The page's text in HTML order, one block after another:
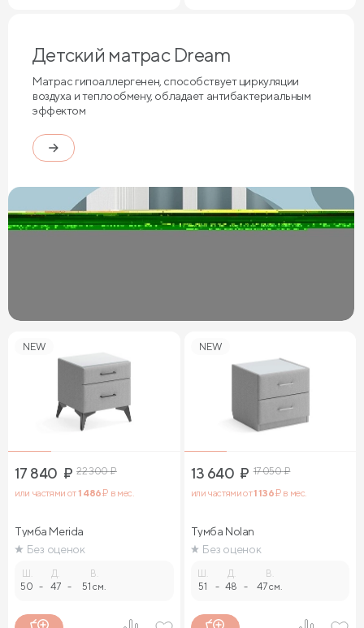
Детский матрас Dream
Матрас гипоаллергенен, способствует циркуляции
воздуха и теплообмену, обладает антибактериальным
эффектом
NEW
17 840 ₽ 22 300₽
или частями от1 486₽ в мес.
Тумба Merida
Без оценок
50 -
Д.
47 -
В.
51 см.
NEW
13 640 ₽ 17 050₽
или частями от1 136₽ в мес.
Тумба Nolan
Без оценок
51 -
Д.
48 -
В.
47 см.